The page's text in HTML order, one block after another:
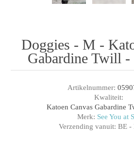
Doggies - M -
Gabardine Twill -
Artikelnummer:
Kwaliteit:
Katoen Canvas Gabardine
Merk: See You at
Verzending vanuit: BE -